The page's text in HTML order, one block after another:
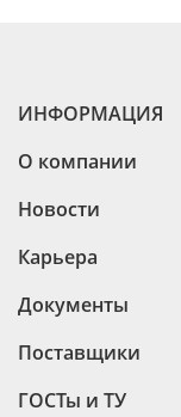
ИНФОРМАЦИЯ
О компании
Новости
Карьера
Документы
Поставщики
ГОСТы и ТУ